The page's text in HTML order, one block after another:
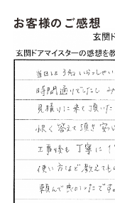
お客様のご感想